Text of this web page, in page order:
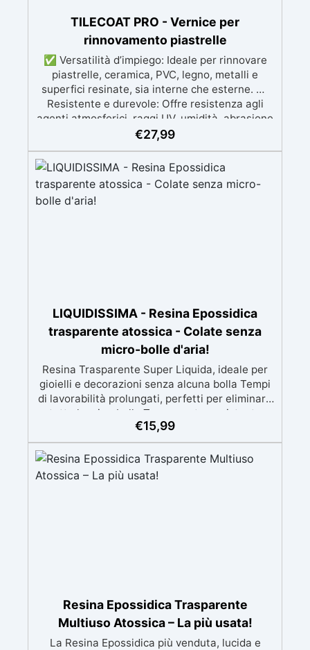
garage, cortili, magazzini e piazzali, resistente
a temperature estreme e agenti chimici
TILECOAT PRO - Vernice per
rinnovamento piastrelle
✅ Versatilità d’impiego: Ideale per rinnovare
piastrelle, ceramica, PVC, legno, metalli e
superfici resinate, sia interne che esterne. ✅
Resistente e durevole: Offre resistenza agli
agenti atmosferici, raggi UV, umidità, abrasione
e detergenti aggressivi. ✅ Finitura satinata ed
NCS su richiesta, con una finitura traspirante e
resistente. ✅ Facile applicazione e
manutenzione: Monocomponente, si applica
facilmente e garantisce una pulizia semplice e
€27,99
LIQUIDISSIMA - Resina Epossidica
trasparente atossica - Colate senza
micro-bolle d'aria!
Resina Trasparente Super Liquida, ideale per
gioielli e decorazioni senza alcuna bolla Tempi
di lavorabilità prolungati, perfetti per eliminare
tutte le microbolle Trasparente, resistente
all'ingiallimento per colate da 2mm fino a 2 cm,
minimizzando le bolle d'aria per risultati
impeccabili. Compatibile con coloranti in pasta
o polvere, permettendo personalizzazioni
uniche Sicura, BPA Free, inodore e certificata
€15,99
Resina Epossidica Trasparente
Multiuso Atossica – La più usata!
La Resina Epossidica più venduta, lucida e